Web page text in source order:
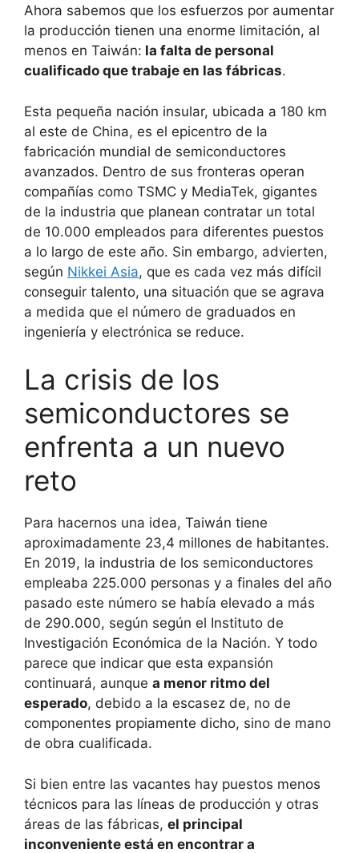
Ahora sabemos que los esfuerzos por aumentar
la producción tienen una enorme limitación, al
menos en Taiwán: la falta de personal
cualificado que trabaje en las fábricas.
Esta pequeña nación insular, ubicada a 180 km
al este de China, es el epicentro de la
fabricación mundial de semiconductores
avanzados. Dentro de sus fronteras operan
compañías como TSMC y MediaTek, gigantes
de la industria que planean contratar un total
de 10.000 empleados para diferentes puestos
a lo largo de este año. Sin embargo, advierten,
según Nikkei Asia, que es cada vez más difícil
conseguir talento, una situación que se agrava
a medida que el número de graduados en
ingeniería y electrónica se reduce.
La crisis de los
semiconductores se
enfrenta a un nuevo
reto
Para hacernos una idea, Taiwán tiene
aproximadamente 23,4 millones de habitantes.
En 2019, la industria de los semiconductores
empleaba 225.000 personas y a finales del año
pasado este número se había elevado a más
de 290.000, según según el Instituto de
Investigación Económica de la Nación. Y todo
parece que indicar que esta expansión
continuará, aunque a menor ritmo del
esperado, debido a la escasez de, no de
componentes propiamente dicho, sino de mano
de obra cualificada.
Si bien entre las vacantes hay puestos menos
técnicos para las líneas de producción y otras
áreas de las fábricas, el principal
inconveniente está en encontrar a